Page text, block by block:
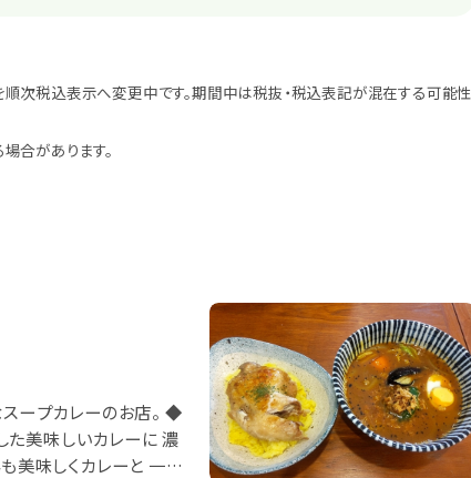
次税込表示へ変更中です。期間中は税抜・税込表記が混在する可能性
合があります。
ープカレーのお店。 ◆
た美味しいカレーに 濃
美味しくカレーと 一緒